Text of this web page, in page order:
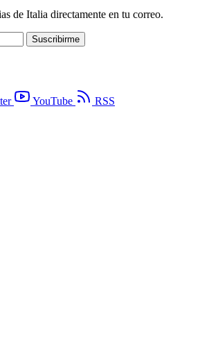
de Italia directamente en tu correo.
Suscribirme
YouTube RSS